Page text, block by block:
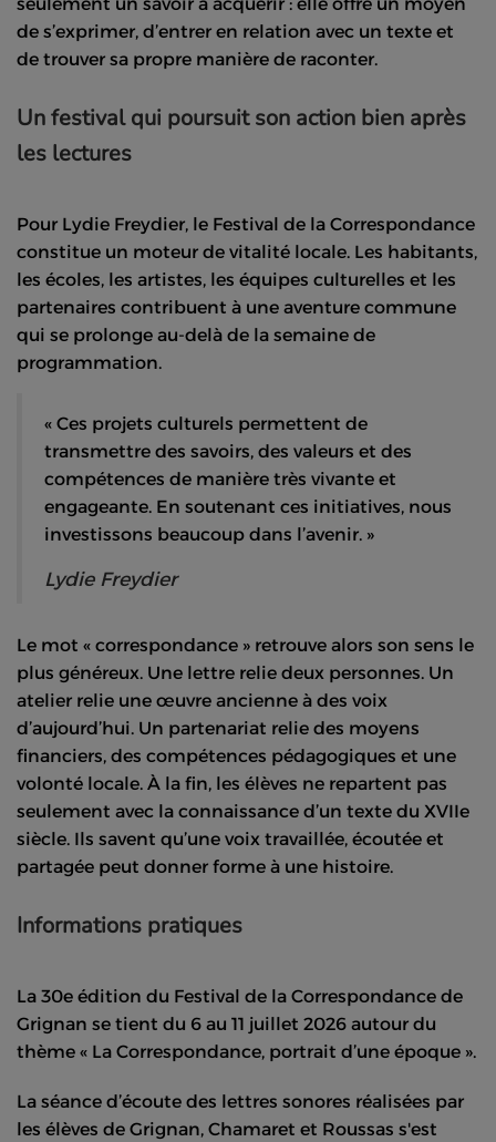
de s’exprimer, d’entrer en relation avec un texte et
de trouver sa propre manière de raconter.
Un festival qui poursuit son action bien après
les lectures
Pour Lydie Freydier, le Festival de la Correspondance
constitue un moteur de vitalité locale. Les habitants,
les écoles, les artistes, les équipes culturelles et les
partenaires contribuent à une aventure commune
qui se prolonge au-delà de la semaine de
programmation.
« Ces projets culturels permettent de
transmettre des savoirs, des valeurs et des
compétences de manière très vivante et
engageante. En soutenant ces initiatives, nous
investissons beaucoup dans l’avenir. »
Lydie Freydier
Le mot « correspondance » retrouve alors son sens le
plus généreux. Une lettre relie deux personnes. Un
atelier relie une œuvre ancienne à des voix
d’aujourd’hui. Un partenariat relie des moyens
financiers, des compétences pédagogiques et une
volonté locale. À la fin, les élèves ne repartent pas
seulement avec la connaissance d’un texte du XVIIe
siècle. Ils savent qu’une voix travaillée, écoutée et
partagée peut donner forme à une histoire.
Informations pratiques
La 30e édition du Festival de la Correspondance de
Grignan se tient du 6 au 11 juillet 2026 autour du
thème « La Correspondance, portrait d’une époque ».
La séance d’écoute des lettres sonores réalisées par
les élèves de Grignan, Chamaret et Roussas s'est